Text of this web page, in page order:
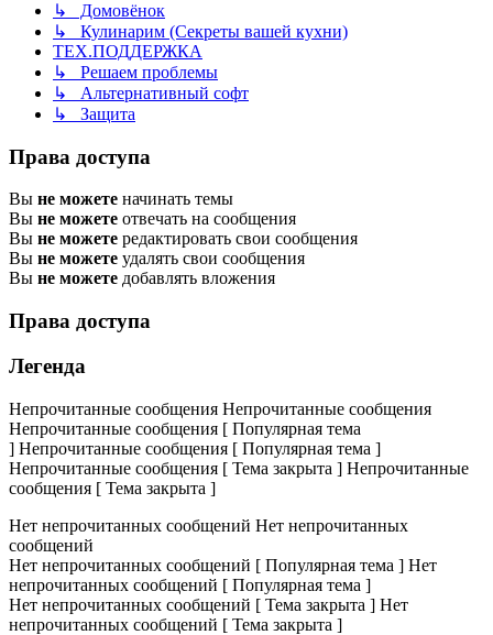
↳ Домовёнок
↳ Кулинарим (Секреты вашей кухни)
ТЕХ.ПОДДЕРЖКА
↳ Решаем проблемы
↳ Альтернативный софт
↳ Защита
Права доступа
Вы не можете начинать темы
Вы не можете отвечать на сообщения
Вы не можете редактировать свои сообщения
Вы не можете удалять свои сообщения
Вы не можете добавлять вложения
Права доступа
Легенда
Непрочитанные сообщения Непрочитанные сообщения
Непрочитанные сообщения [ Популярная тема
] Непрочитанные сообщения [ Популярная тема ]
Непрочитанные сообщения [ Тема закрыта ] Непрочитанные
сообщения [ Тема закрыта ]
Нет непрочитанных сообщений Нет непрочитанных
сообщений
Нет непрочитанных сообщений [ Популярная тема ] Нет
непрочитанных сообщений [ Популярная тема ]
Нет непрочитанных сообщений [ Тема закрыта ] Нет
непрочитанных сообщений [ Тема закрыта ]